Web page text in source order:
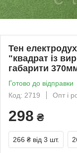
Тен
"квадрат із
габарити
Готово до відправки
Код: 2719
Опт і
298 ₴
266 ₴ від 3 шт.